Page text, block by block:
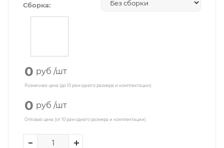
Сборка:
0 руб /шт
Розничная цена (до 10 рам одного размера и комплектации)
0 руб /шт
Оптовая цена (от 10 рам одного размера и комплектации)